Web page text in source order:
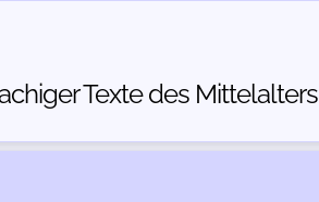
Texte des Mittelalters